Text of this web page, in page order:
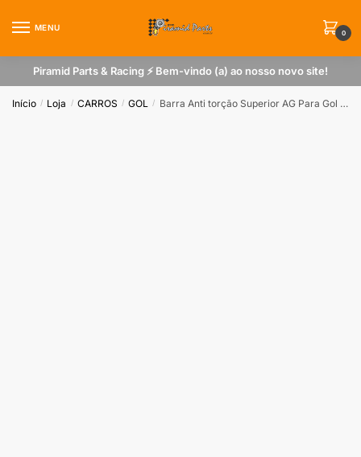
MENU
0
Piramid Parts & Racing ⚡ Bem-vindo (a) ao nosso novo site!
Início / Loja / CARROS / GOL / Barra Anti torção Superior AG Para Gol G2 G3 G4 Turbo ou Aspirado